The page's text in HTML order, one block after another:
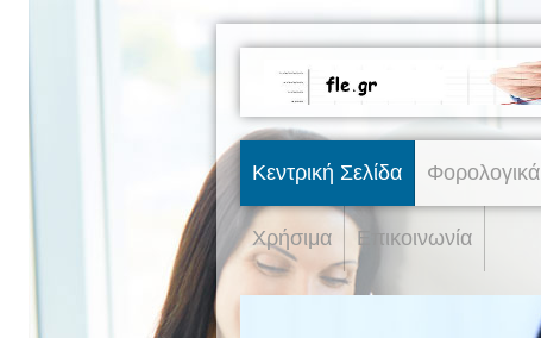
Κεντρική Σελίδα Φορολογικά
Χρήσιμα Επικοινωνία